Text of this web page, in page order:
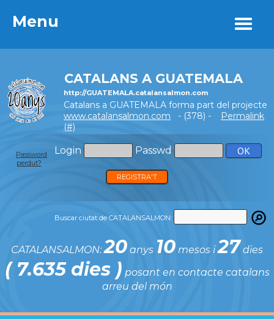
Menu
CATALANS A GUATEMALA
http://GUATEMALA.catalansalmon.com
Catalans a GUATEMALA forma part del projecte
www.catalansalmon.com - (378) -
Permalink
(#)
Login Passwd
Password
perdut?
REGISTRA'T
Buscar ciutat de CATALANSALMON:
CATALANSALMON:20 anys 10 mesos i27 dies
( 7.635 dies ) posant en contacte catalans
arreu del món
Menu